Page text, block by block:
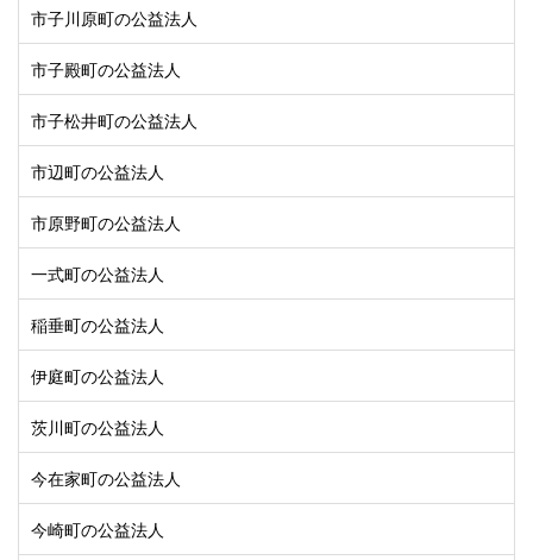
市子川原町の公益法人
市子殿町の公益法人
市子松井町の公益法人
市辺町の公益法人
市原野町の公益法人
一式町の公益法人
稲垂町の公益法人
伊庭町の公益法人
茨川町の公益法人
今在家町の公益法人
今崎町の公益法人